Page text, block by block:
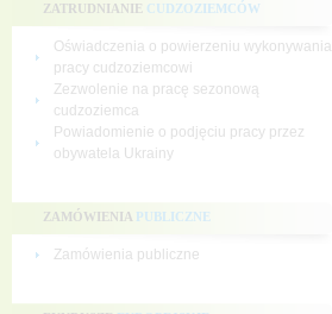
ZATRUDNIANIE CUDZOZIEMCÓW
Oświadczenia o powierzeniu wykonywania
pracy cudzoziemcowi
Zezwolenie na pracę sezonową
cudzoziemca
Powiadomienie o podjęciu pracy przez
obywatela Ukrainy
ZAMÓWIENIA PUBLICZNE
Zamówienia publiczne